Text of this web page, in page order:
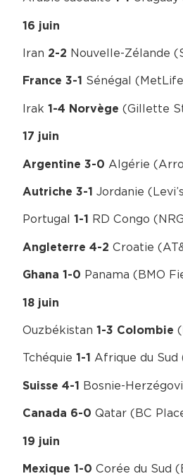
16 juin
Iran 2-2 Nouvelle-Zélande
France 3-1 Sénégal
Irak 1-4 Norvège (Gillette
17 juin
Argentine 3-0 Algérie
Autriche 3-1 Jordanie
Portugal 1-1 RD Congo
Angleterre 4-2 Croatie
Ghana 1-0 Panama (BMO
18 juin
Ouzbékistan 1-3 Colombie
Tchéquie 1-1 Afrique du Sud
Suisse 4-1 Bosnie-
Canada 6-0 Qatar (BC
19 juin
Mexique 1-0 Corée du Sud